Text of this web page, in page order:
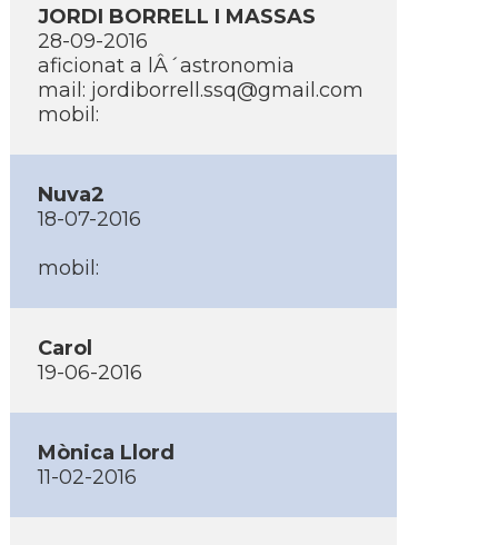
JORDI BORRELL I MASSAS
28-09-2016
aficionat a lÂ´astronomia
mail: jordiborrell.ssq@gmail.com
mobil:
Nuva2
18-07-2016
mobil:
Carol
19-06-2016
Mònica Llord
11-02-2016